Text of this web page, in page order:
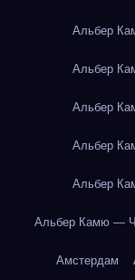
Альбер
Альбер
Альбер
Альбер
Альбер
Альбер Камю —
Амстердам